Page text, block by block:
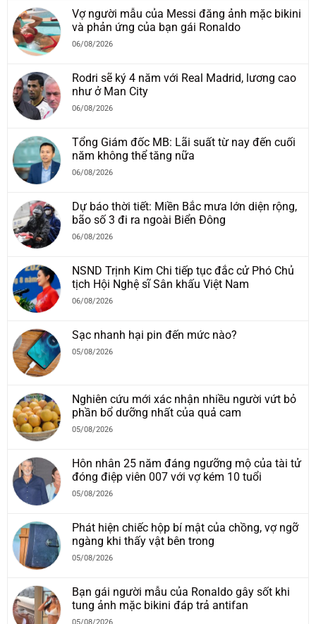
Vợ người mẫu của Messi đăng ảnh mặc bikini
và phản ứng của bạn gái Ronaldo
06/08/2026
Rodri sẽ ký 4 năm với Real Madrid, lương cao
như ở Man City
06/08/2026
Tổng Giám đốc MB: Lãi suất từ nay đến cuối
năm không thể tăng nữa
06/08/2026
Dự báo thời tiết: Miền Bắc mưa lớn diện rộng,
bão số 3 đi ra ngoài Biển Đông
06/08/2026
NSND Trịnh Kim Chi tiếp tục đắc cử Phó Chủ
tịch Hội Nghệ sĩ Sân khấu Việt Nam
06/08/2026
Sạc nhanh hại pin đến mức nào?
05/08/2026
Nghiên cứu mới xác nhận nhiều người vứt bỏ
phần bổ dưỡng nhất của quả cam
05/08/2026
Hôn nhân 25 năm đáng ngưỡng mộ của tài tử
đóng điệp viên 007 với vợ kém 10 tuổi
05/08/2026
Phát hiện chiếc hộp bí mật của chồng, vợ ngỡ
ngàng khi thấy vật bên trong
05/08/2026
Bạn gái người mẫu của Ronaldo gây sốt khi
tung ảnh mặc bikini đáp trả antifan